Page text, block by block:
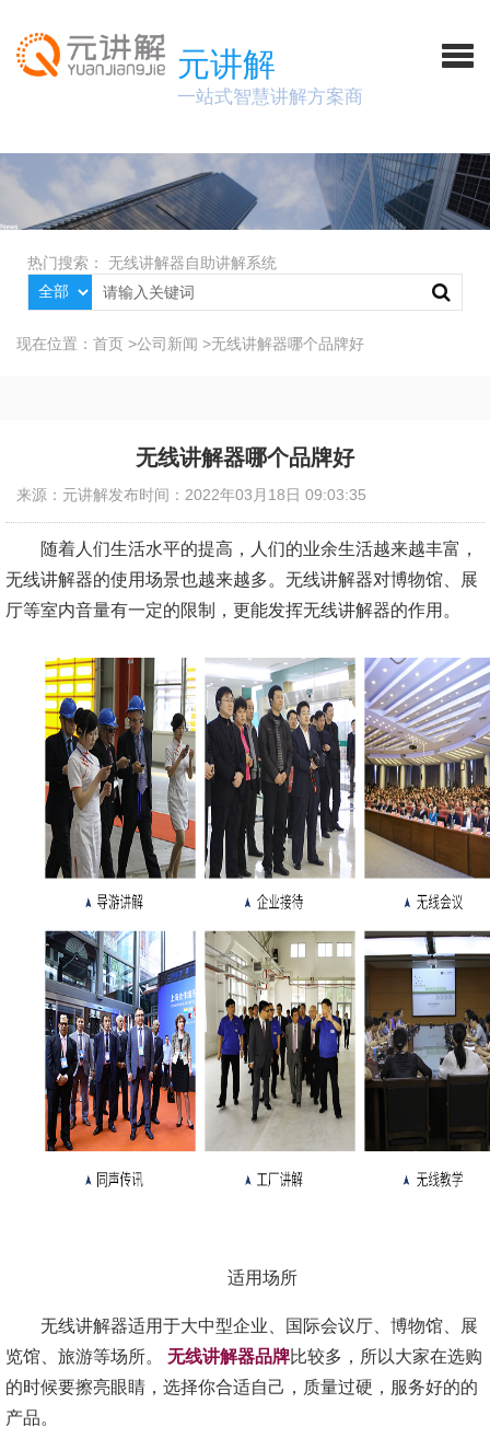
元讲解
一站式智慧讲解方案商
热门搜索： 无线讲解器自助讲解系统
现在位置： 首页 >公司新闻 >无线讲解器哪个品牌好
无线讲解器哪个品牌好
来源：元讲解发布时间：2022年03月18日 09:03:35
随着人们生活水平的提高，人们的业余生活越来越丰富，
无线讲解器的使用场景也越来越多。无线讲解器对博物馆、展
厅等室内音量有一定的限制，更能发挥无线讲解器的作用。
适用场所
无线讲解器适用于大中型企业、国际会议厅、博物馆、展
览馆、旅游等场所。 无线讲解器品牌比较多，所以大家在选购
的时候要擦亮眼睛，选择你合适自己，质量过硬，服务好的的
产品。